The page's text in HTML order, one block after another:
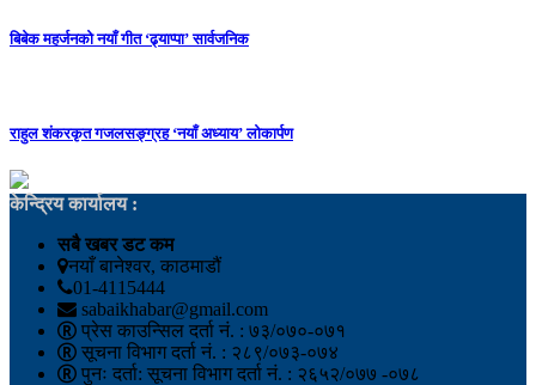
बिबेक महर्जनको नयाँ गीत ‘ढ्याप्पा’ सार्वजनिक
राहुल शंकरकृत गजलसङ्ग्रह ‘नयाँ अध्याय’ लोकार्पण
केन्द्रिय कार्यालय :
सबै खबर डट कम
नयाँ बानेश्वर, काठमाडौं
01-4115444
sabaikhabar@gmail.com
प्रेस काउन्सिल दर्ता नं. : ७३/०७०-०७१
सूचना विभाग दर्ता नं. : २८९/०७३-०७४
पुनः दर्ता: सूचना विभाग दर्ता नं. : २६५२/०७७ -०७८